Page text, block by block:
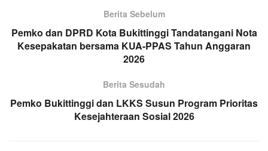
Berita Sebelum
Pemko dan DPRD Kota Bukittinggi Tandatangani Nota
Kesepakatan bersama KUA-PPAS Tahun Anggaran
2026
Berita Sesudah
Pemko Bukittinggi dan LKKS Susun Program Prioritas
Kesejahteraan Sosial 2026